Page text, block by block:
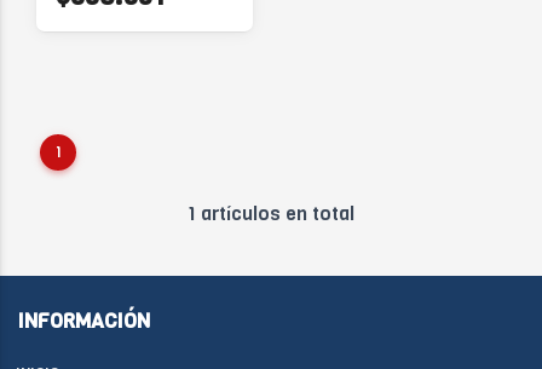
1
1 artículos en total
INFORMACIÓN